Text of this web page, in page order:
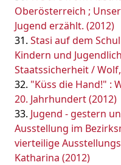
Oberösterreich ;
Jugend erzählt. (2012)
Stasi auf dem
Kindern und
Staatssicherheit /
"Küss die Hand!" :
20. Jahrhundert (2012)
Jugend - gestern
Ausstellung im
vierteilige
Katharina (2012)